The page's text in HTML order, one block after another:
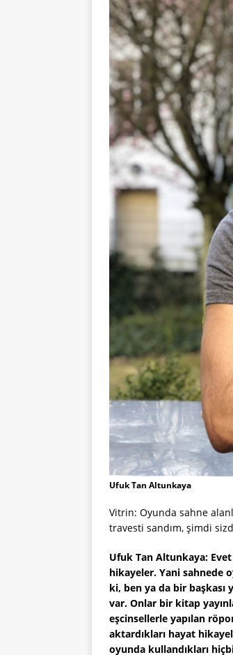
Ufuk Tan Altunkaya
Vitrin: Oyunda sahne
travesti sandım, şimdi
Ufuk Tan Altunkaya:
hikayeler. Yani sahnede
ki, ben ya da bir başkası
var. Onlar bir kitap
eşcinsellerle yapılan
aktardıkları hayat
oyunda kullandıkları